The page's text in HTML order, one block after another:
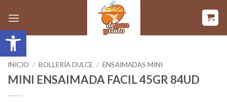
Abrir barra de herramientas
contenido
INICIO / BOLLERÍA DULCE / ENSAIMADAS MINI
MINI ENSAIMADA FACIL 45GR 84UD